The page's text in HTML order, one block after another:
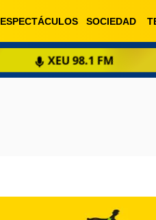
ESPECTÁCULOS SOCIEDAD
XEU 98.1 FM